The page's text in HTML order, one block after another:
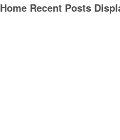
Home Recent Posts